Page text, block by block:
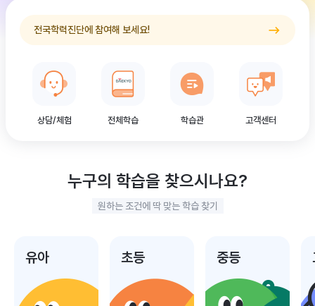
전국학력진단에 참여해 보세요!
상담/체험 전체학습 학습관 고객센터
누구의 학습을 찾으시나요?
원하는 조건에 딱 맞는 학습 찾기
유아 초등 중등